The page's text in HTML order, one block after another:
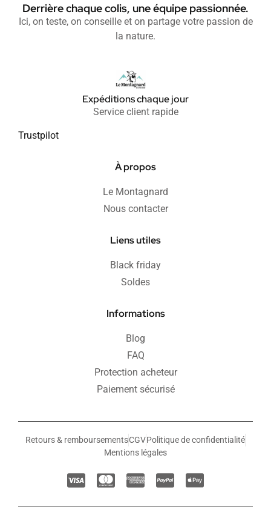
Derrière chaque colis, une équipe passionnée.
Ici, on teste, on conseille et on partage votre passion de
la nature.
Expéditions chaque jour
Service client rapide
Trustpilot
À propos
Le Montagnard
Nous contacter
Liens utiles
Black friday
Soldes
Informations
Blog
FAQ
Protection acheteur
Paiement sécurisé
Retours & remboursementsCGVPolitique de confidentialité
Mentions légales